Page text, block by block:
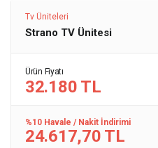
Tv Üniteleri
Strano TV Ünitesi
Ürün Fiyatı
32.180 TL
%10 Havale / Nakit İndirimi
24.617,70 TL